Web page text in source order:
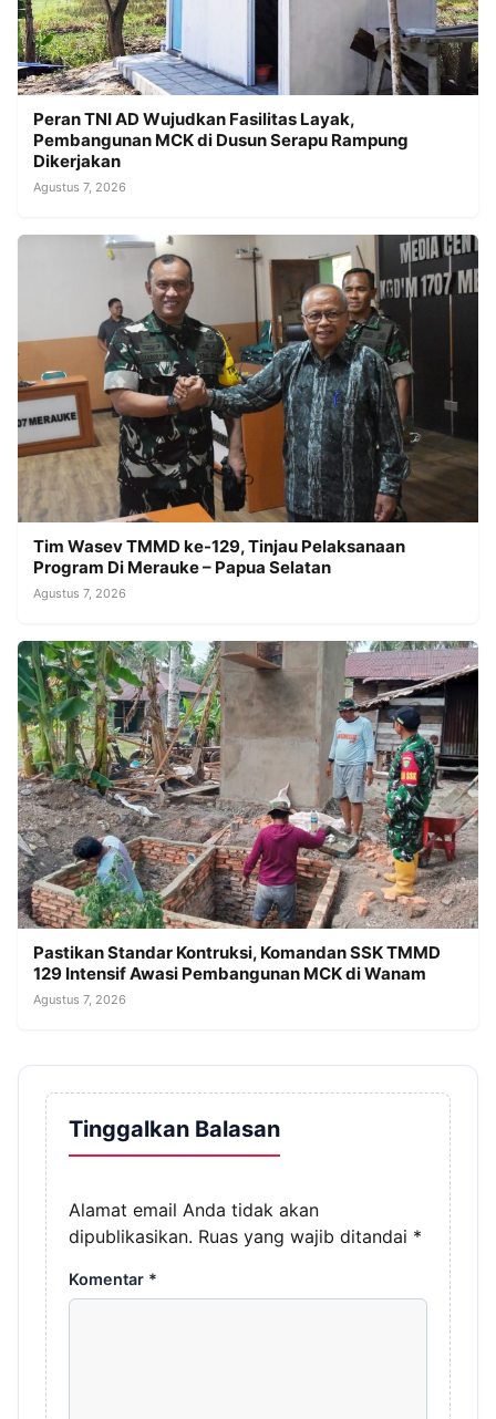
Peran TNI AD Wujudkan Fasilitas Layak,
Pembangunan MCK di Dusun Serapu Rampung
Dikerjakan
Agustus 7, 2026
Tim Wasev TMMD ke-129, Tinjau Pelaksanaan
Program Di Merauke – Papua Selatan
Agustus 7, 2026
Pastikan Standar Kontruksi, Komandan SSK TMMD
129 Intensif Awasi Pembangunan MCK di Wanam
Agustus 7, 2026
Tinggalkan Balasan
Alamat email Anda tidak akan
dipublikasikan. Ruas yang wajib ditandai *
Komentar *